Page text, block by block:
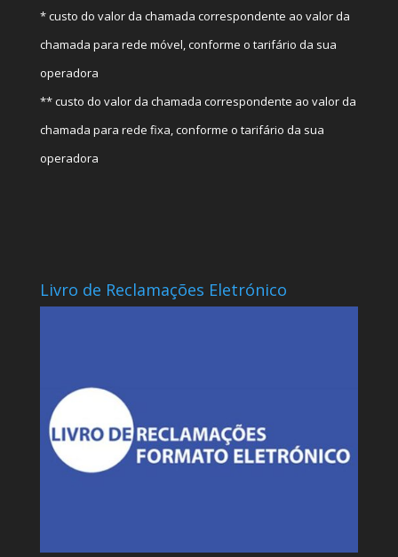
* custo do valor da chamada correspondente ao valor da
chamada para rede móvel, conforme o tarifário da sua
operadora
** custo do valor da chamada correspondente ao valor da
chamada para rede fixa, conforme o tarifário da sua
operadora
Livro de Reclamações Eletrónico